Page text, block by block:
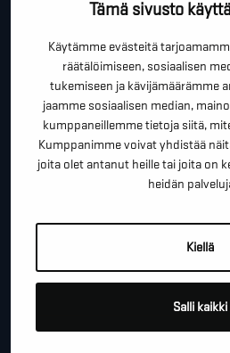
Tämä sivusto
Käytämme evästeitä
räätälöimiseen, sosiaalisen
tukemiseen ja kävijämäärämme
jaamme sosiaalisen median,
kumppaneillemme tietoja siitä,
Kumppanimme voivat yhdistää
joita olet antanut heille tai joita on
heidän
Kiellä
Salli kaikki
" näyttää pakolliset kentät
ETUNIMI SUKUNIMI *
*